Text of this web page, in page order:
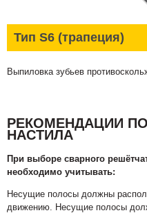
Тип S6 (трапеция)
Выпиловка зубьев
РЕКОМЕНДАЦИИ
НАСТИЛА
При выборе сварного
необходимо учитывать:
Несущие полосы должны
движению. Несущие полосы